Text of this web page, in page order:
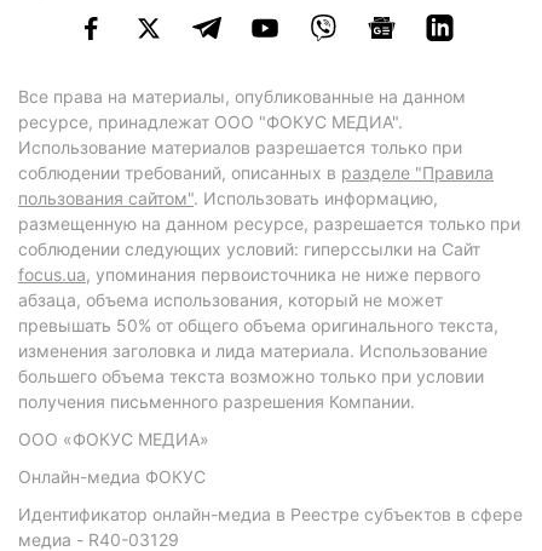
Все права на материалы, опубликованные на данном
ресурсе, принадлежат ООО "ФОКУС МЕДИА".
Использование материалов разрешается только при
соблюдении требований, описанных в разделе "Правила
пользования сайтом". Использовать информацию,
размещенную на данном ресурсе, разрешается только при
соблюдении следующих условий: гиперссылки на Сайт
focus.ua, упоминания первоисточника не ниже первого
абзаца, объема использования, который не может
превышать 50% от общего объема оригинального текста,
изменения заголовка и лида материала. Использование
большего объема текста возможно только при условии
получения письменного разрешения Компании.
ООО «ФОКУС МЕДИА»
Онлайн-медиа ФОКУС
Идентификатор онлайн-медиа в Реестре субъектов в сфере
медиа - R40-03129